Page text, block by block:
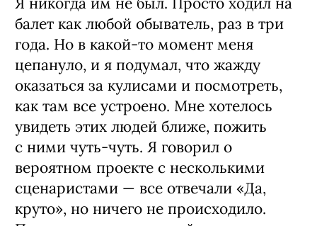
Почему фильм вдруг про балет,
причем с такой любовью и
лаской? Вы настоящий балетоман?